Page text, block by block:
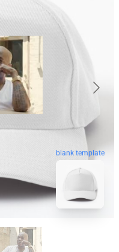
blank template